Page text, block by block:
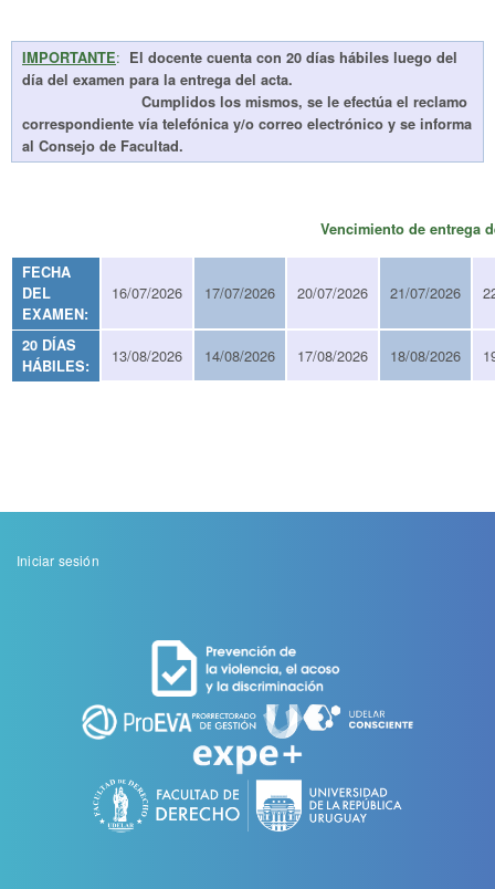
IMPORTANTE: El docente cuenta con 20 días hábiles luego del
día del examen para la entrega del acta.
Cumplidos los mismos, se le efectúa el reclamo
correspondiente vía telefónica y/o correo electrónico y se informa
al Consejo de Facultad.
Vencimiento de entrega
FECHA
DEL
EXAMEN:
16/07/2026 17/07/2026 20/07/2026 21/07/2026
20 DÍAS
HÁBILES:
13/08/2026 14/08/2026 17/08/2026 18/08/2026
Menu
Iniciar sesión